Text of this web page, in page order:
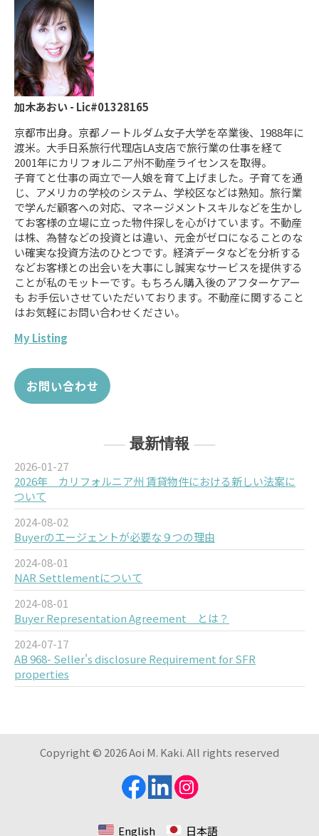
加木あおい - Lic#01328165
京都市出身。京都ノートルダム女子大学を卒業後、1988年に
渡米。大手日系旅行代理店LA支店で旅行業の仕事を経て
2001年にカリフォルニア州不動産ライセンスを取得。
子育てと仕事の両立で一人娘を育て上げました。子育てを通
じ、アメリカの学校のシステム、学校区などは熟知。旅行業
で学んだ顧客への対応、マネージメントスキルなどを生かし
てお客様の立場に立った物件探しを心がけています。不動産
は株、為替などの投資とは違い、元金がゼロになることのな
い確実な投資方法のひとつです。経済データなどを分析する
などお客様との出会いを大事にし誠実なサービスを提供する
ことが私のモットーです。もちろん購入後のアフターケアー
も お手伝いさせていただいております。不動産に関すること
はお気軽にお問い合わせください。
My Listing
お問い合わせ
最新情報
2026-01-27
2026年 カリフォルニア州 賃貸物件における新しい法案に
ついて
2024-08-02
Buyerのエージェントが必要な９つの理由
2024-08-01
NAR Settlementについて
2024-08-01
Buyer Representation Agreement とは？
2024-07-17
AB 968- Seller's disclosure Requirement for SFR
properties
Copyright © 2026 Aoi M. Kaki. All rights reserved
English 日本語